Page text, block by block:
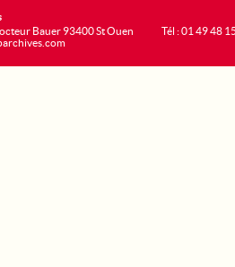
Bauer 93400 St Ouen
Tél : 01 49 48